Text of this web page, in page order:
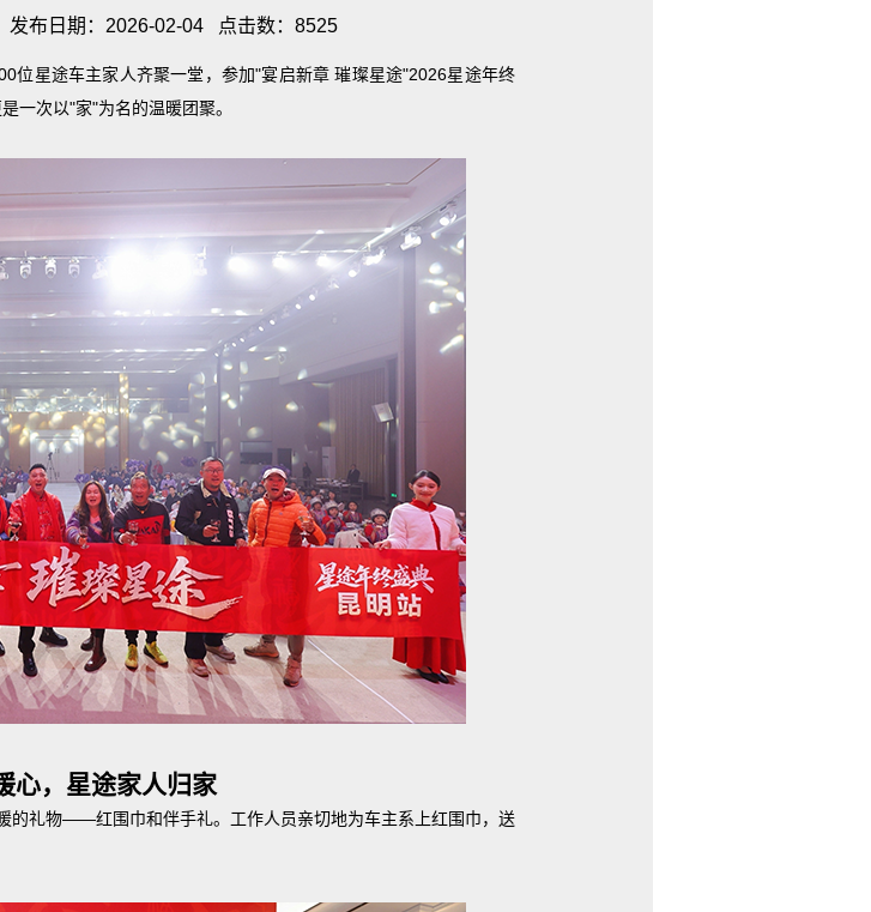
发布日期：2026-02-04 点击数：8525
位星途车主家人齐聚一堂，参加"宴启新章 璀璨星途"2026星途年终
一次以"家"为名的温暖团聚。
心，星途家人归家
的礼物——红围巾和伴手礼。工作人员亲切地为车主系上红围巾，送